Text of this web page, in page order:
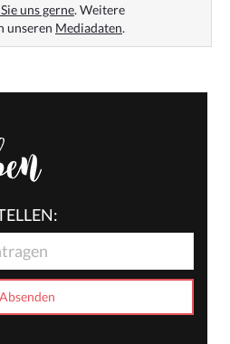
uns gerne. Weitere
unseren Mediadaten.